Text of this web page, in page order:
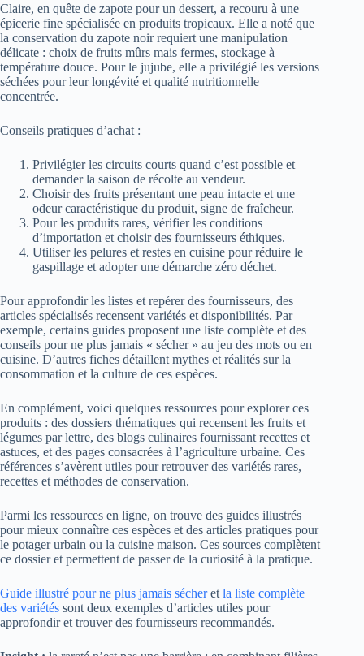
Claire, en quête de zapote pour un dessert, a recouru à une
épicerie fine spécialisée en produits tropicaux. Elle a noté que
la conservation du zapote noir requiert une manipulation
délicate : choix de fruits mûrs mais fermes, stockage à
température douce. Pour le jujube, elle a privilégié les versions
séchées pour leur longévité et qualité nutritionnelle
concentrée.
Conseils pratiques d’achat :
Privilégier les circuits courts quand c’est possible et
demander la saison de récolte au vendeur.
Choisir des fruits présentant une peau intacte et une
odeur caractéristique du produit, signe de fraîcheur.
Pour les produits rares, vérifier les conditions
d’importation et choisir des fournisseurs éthiques.
Utiliser les pelures et restes en cuisine pour réduire le
gaspillage et adopter une démarche zéro déchet.
Pour approfondir les listes et repérer des fournisseurs, des
articles spécialisés recensent variétés et disponibilités. Par
exemple, certains guides proposent une liste complète et des
conseils pour ne plus jamais « sécher » au jeu des mots ou en
cuisine. D’autres fiches détaillent mythes et réalités sur la
consommation et la culture de ces espèces.
En complément, voici quelques ressources pour explorer ces
produits : des dossiers thématiques qui recensent les fruits et
légumes par lettre, des blogs culinaires fournissant recettes et
astuces, et des pages consacrées à l’agriculture urbaine. Ces
références s’avèrent utiles pour retrouver des variétés rares,
recettes et méthodes de conservation.
Parmi les ressources en ligne, on trouve des guides illustrés
pour mieux connaître ces espèces et des articles pratiques pour
le potager urbain ou la cuisine maison. Ces sources complètent
ce dossier et permettent de passer de la curiosité à la pratique.
Guide illustré pour ne plus jamais sécheret la liste complète
des variétés sont deux exemples d’articles utiles pour
approfondir et trouver des fournisseurs recommandés.